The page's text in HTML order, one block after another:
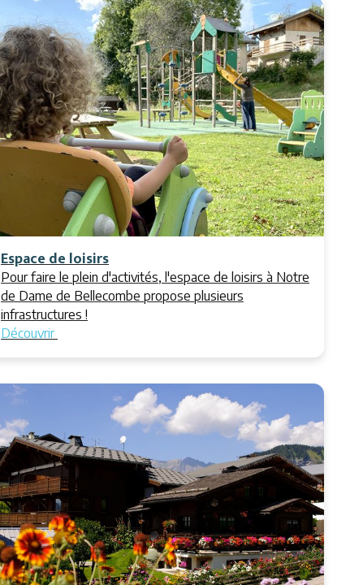
Espace de loisirs
Pour faire le plein d'activités, l'espace de loisirs à Notre
de Dame de Bellecombe propose plusieurs
infrastructures !
Découvrir